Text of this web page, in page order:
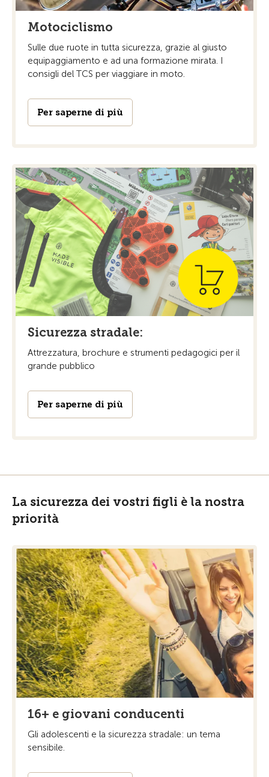
Motociclismo
Sulle due ruote in tutta sicurezza, grazie al giusto
equipaggiamento e ad una formazione mirata. I
consigli del TCS per viaggiare in moto.
Per saperne di più
Sicurezza stradale:
Attrezzatura, brochure e strumenti pedagogici per il
grande pubblico
Per saperne di più
La sicurezza dei vostri figli è la nostra
priorità
16+ e giovani conducenti
Gli adolescenti e la sicurezza stradale: un tema
sensibile.